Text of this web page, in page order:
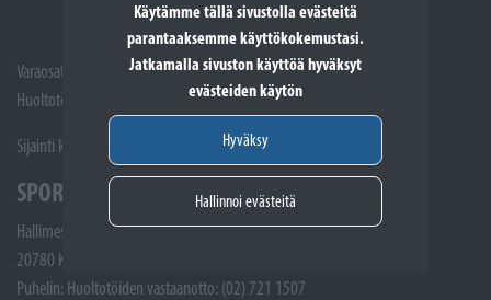
Käytämme tällä sivustolla evästeitä
parantaaksemme käyttökokemustasi.
Jatkamalla sivuston käyttöä hyväksyt
evästeiden käytön
Hyväksy
Hallinnoi evästeitä
Varaosat: (02) 721 1407
Huoltotöiden vastaanotto: 02 7211405
Sijainti kartalla
SPORTTIKONE KAARINA
Hallimestarinkatu 4
20780 Kaarina
Puhelin: Huoltotöiden vastaanotto: (02) 721 1507